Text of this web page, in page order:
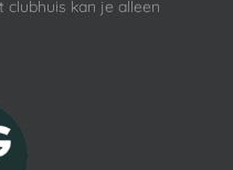
clubhuis kan je alleen